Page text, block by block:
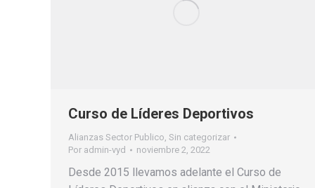
Curso de Líderes Deportivos
Alianzas Sector Publico, Sin categorizar
Por admin-vyd noviembre 2, 2022
Desde 2015 llevamos adelante el Curso de